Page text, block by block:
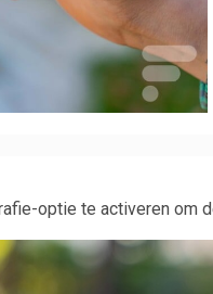
optie te activeren om